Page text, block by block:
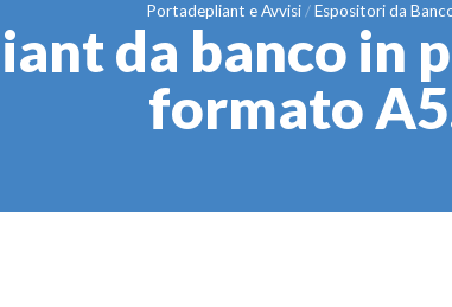
Portadepliant e Avvisi Espositori da
da banco in
formato